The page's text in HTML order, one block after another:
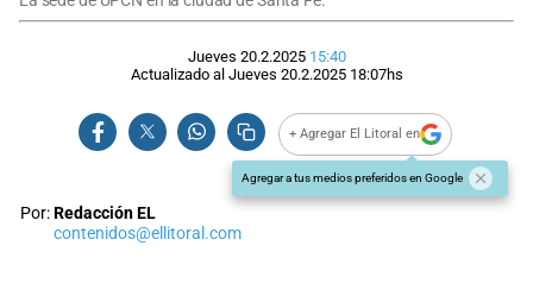
Jueves 20.2.2025 15:40
Actualizado al Jueves 20.2.2025 18:07hs
+ Agregar El Litoral en
Agregar a tus medios preferidos en Google
Por:Redacción EL
contenidos@ellitoral.com